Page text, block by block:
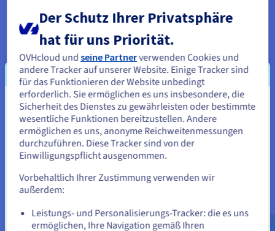
Ihre Cloud: europäischer
Marktführer laut Forrester und
Sie scheinen sich in Vereinigte
Staaten zu befinden.
Wenn Sie aus Vereinigte Staaten bestellen möchten, müssen Sie
sich auf der entsprechenden Website umsehen und dort einen
Account erstellen.
us.ovhcloud.com/
Englisch USD - $
Der Schutz Ihrer Privatsphäre
hat für uns Priorität.
OVHcloud undseine Partnerverwenden Cookies und
andere Tracker auf unserer Website. Einige Tracker sind
für das Funktionieren der Website unbedingt
erforderlich. Sie ermöglichen es uns insbesondere, die
Sicherheit des Dienstes zu gewährleisten oder bestimmte
wesentliche Funktionen bereitzustellen. Andere
ermöglichen es uns, anonyme Reichweitenmessungen
durchzuführen. Diese Tracker sind von der
Einwilligungspflicht ausgenommen.
Vorbehaltlich Ihrer Zustimmung verwenden wir
außerdem:
Leistungs- und Personalisierungs-Tracker: die es uns
ermöglichen, Ihre Navigation gemäß Ihren